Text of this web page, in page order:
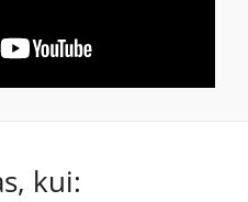
kui: